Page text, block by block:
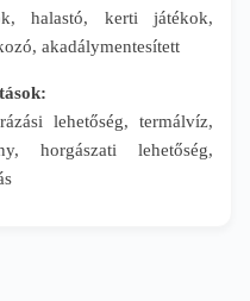
halastó, kerti játékok,
akadálymentesített
lehetőség, termálvíz,
horgászati lehetőség,